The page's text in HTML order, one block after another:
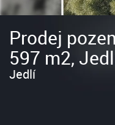
Prodej
597 m2,
Jedlí